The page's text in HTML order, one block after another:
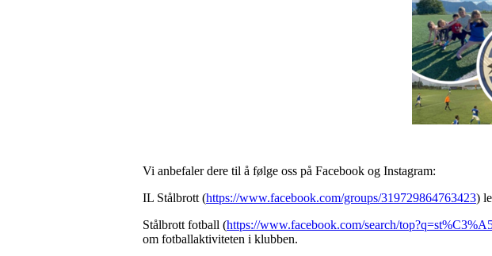
Vi anbefaler dere til å følge oss på Facebook og Instagram:
IL Stålbrott (https://www.facebook.com/groups/319729864763423)
Stålbrott fotball (https://www.facebook.com/search/
om fotballaktiviteten i klubben.